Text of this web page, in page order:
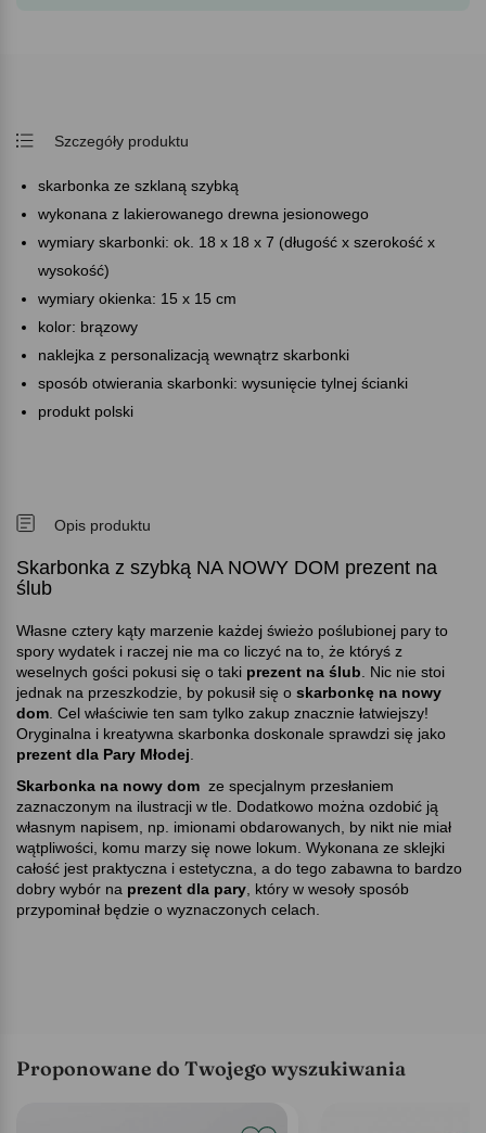
Szczegóły produktu
skarbonka ze szklaną szybką
wykonana z lakierowanego drewna jesionowego
wymiary skarbonki: ok. 18 x 18 x 7 (długość x szerokość x
wysokość)
wymiary okienka: 15 x 15 cm
kolor: brązowy
naklejka z personalizacją wewnątrz skarbonki
sposób otwierania skarbonki: wysunięcie tylnej ścianki
produkt polski
Opis produktu
Skarbonka z szybką NA NOWY DOM prezent na
ślub
Własne cztery kąty marzenie każdej świeżo poślubionej pary to
spory wydatek i raczej nie ma co liczyć na to, że któryś z
weselnych gości pokusi się o taki prezent na ślub . Nic nie stoi
jednak na przeszkodzie, by pokusił się o skarbonkę na nowy
dom . Cel właściwie ten sam tylko zakup znacznie łatwiejszy!
Oryginalna i kreatywna skarbonka doskonale sprawdzi się jako
prezent dla Pary Młodej
Skarbonka na nowy dom ze specjalnym przesłaniem
zaznaczonym na ilustracji w tle. Dodatkowo można ozdobić ją
własnym napisem, np. imionami obdarowanych, by nikt nie miał
wątpliwości, komu marzy się nowe lokum. Wykonana ze sklejki
całość jest praktyczna i estetyczna, a do tego zabawna to bardzo
dobry wybór na prezent dla pary , który w wesoły sposób
przypominał będzie o wyznaczonych celach.
Proponowane do Twojego wyszukiwania